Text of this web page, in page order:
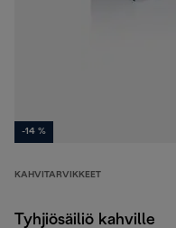
-14 %
KAHVITARVIKKEET
Tyhjiösäiliö kahville